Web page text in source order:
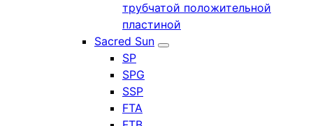
трубчатой положительной
пластиной
Sacred Sun
SP
SPG
SSP
FTA